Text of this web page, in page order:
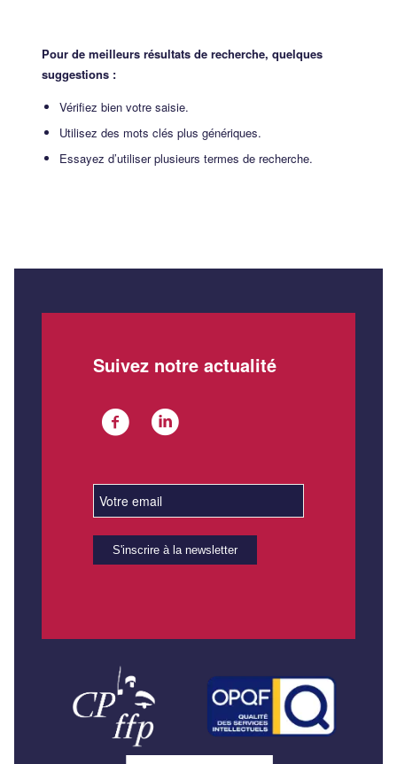
Pour de meilleurs résultats de recherche, quelques
suggestions :
Vérifiez bien votre saisie.
Utilisez des mots clés plus génériques.
Essayez d’utiliser plusieurs termes de recherche.
Suivez notre actualité